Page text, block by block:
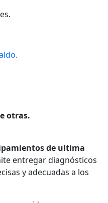
otras.
de ultima
entregar diagnósticos
y adecuadas a los